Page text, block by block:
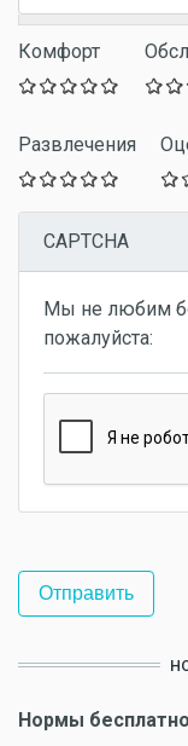
Комфорт
Развлечения
CAPTCHA
Мы не любим
пожалуйста:
Нормы